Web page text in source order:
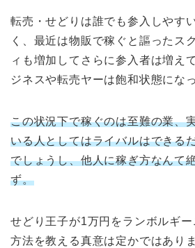
転売・せどりは誰でも参入しやす
く、最近は物販で稼ぐと謳ったス
ィも増加してさらに参入者は増え
ジネスや転売ヤーは飽和状態にな
この状況下で稼ぐのは至難の業、
いる人としてはライバルはできる
でしょうし、他人に稼ぎ方なんて
ず。
せどり王子が1万円をランボルギ
方法を教える真意は定かではあり